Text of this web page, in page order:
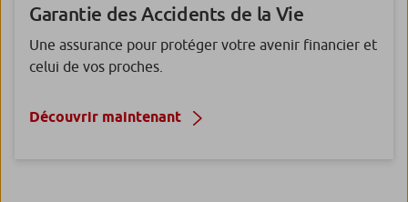
Garantie desAccidents de la Vie
Une assurance pour protéger votre avenir financier et
celui de vos proches.
Découvrir maintenant